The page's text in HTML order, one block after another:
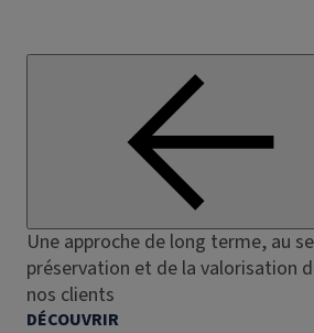
Une approche de long terme, au
préservation et de la valorisation
nos clients
DÉCOUVRIR